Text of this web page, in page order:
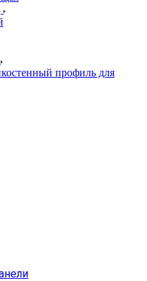
профиль для